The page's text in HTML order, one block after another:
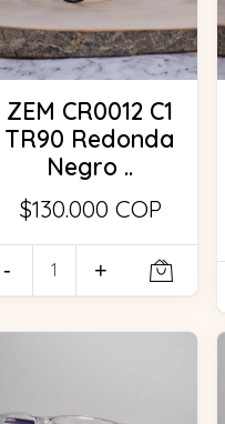
ZEM CR0012 C1
TR90 Redonda
Negro ..
$130.000 COP
- +